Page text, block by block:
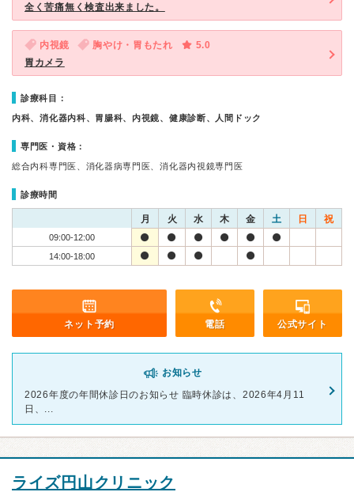
全く苦痛無く検査出来ました。
内視鏡 胸やけ・胃もたれ
5.0
胃カメラ
診療科目：
内科、消化器内科、胃腸科、内視鏡、健康診断、人間ドック
専門医・資格：
総合内科専門医、消化器病専門医、消化器内視鏡専門医
診療時間
月 火 水 木 金 土 日 祝
09:00-12:00
14:00-18:00
ネット予約 電話 公式サイト
お知らせ
2026年度の年間休診日のお知らせ 臨時休診は、2026年4月11
日、...
ライズ円山クリニック